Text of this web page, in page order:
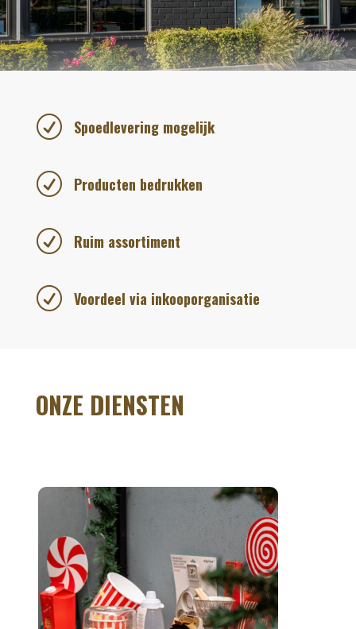
R Spoedlevering mogelijk
R Producten bedrukken
R Ruim assortiment
R Voordeel via inkooporganisatie
ONZE DIENSTEN